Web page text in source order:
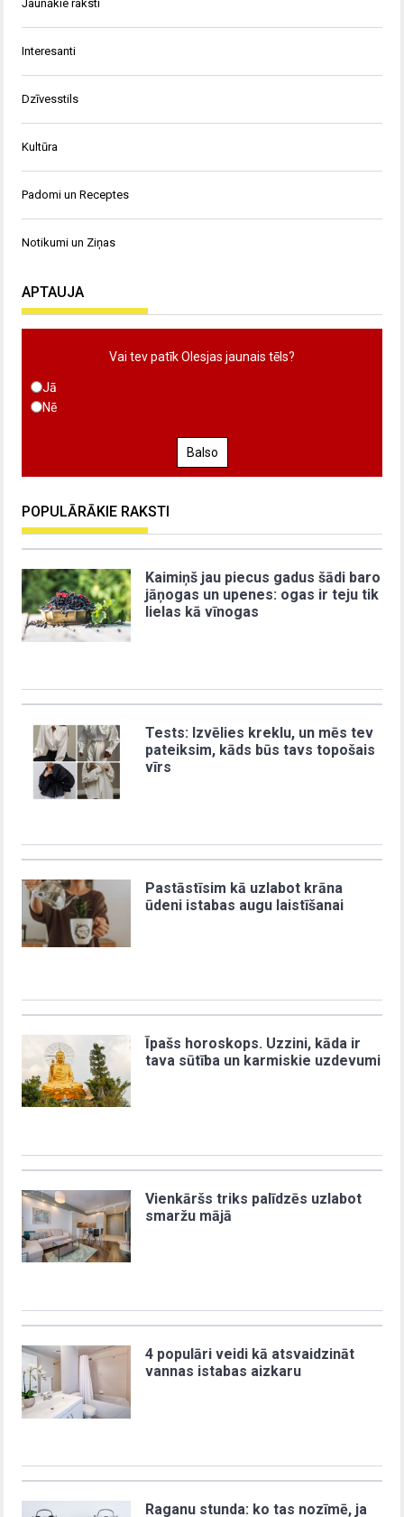
Jaunākie raksti
Interesanti
Dzīvesstils
Kultūra
Padomi un Receptes
Notikumi un Ziņas
APTAUJA
Vai tev patīk Olesjas jaunais tēls?
Jā
Nē
Balso
POPULĀRĀKIE RAKSTI
Kaimiņš jau piecus gadus šādi baro
jāņogas un upenes: ogas ir teju tik
lielas kā vīnogas
Tests: Izvēlies kreklu, un mēs tev
pateiksim, kāds būs tavs topošais
vīrs
Pastāstīsim kā uzlabot krāna
ūdeni istabas augu laistīšanai
Īpašs horoskops. Uzzini, kāda ir
tava sūtība un karmiskie uzdevumi
Vienkāršs triks palīdzēs uzlabot
smaržu mājā
4 populāri veidi kā atsvaidzināt
vannas istabas aizkaru
Raganu stunda: ko tas nozīmē, ja